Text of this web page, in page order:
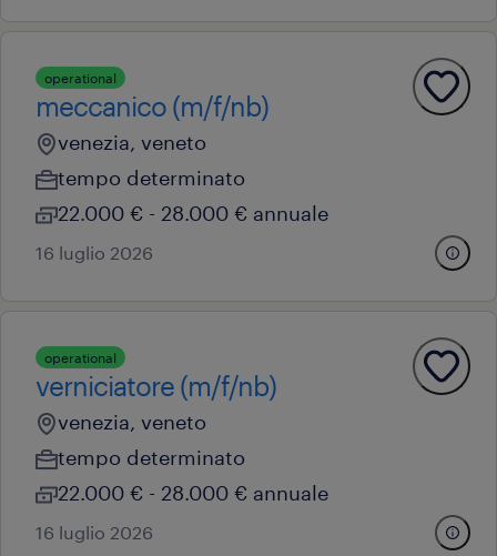
operational
meccanico (m/f/nb)
venezia, veneto
tempo determinato
22.000 € - 28.000 € annuale
16 luglio 2026
operational
verniciatore (m/f/nb)
venezia, veneto
tempo determinato
22.000 € - 28.000 € annuale
16 luglio 2026